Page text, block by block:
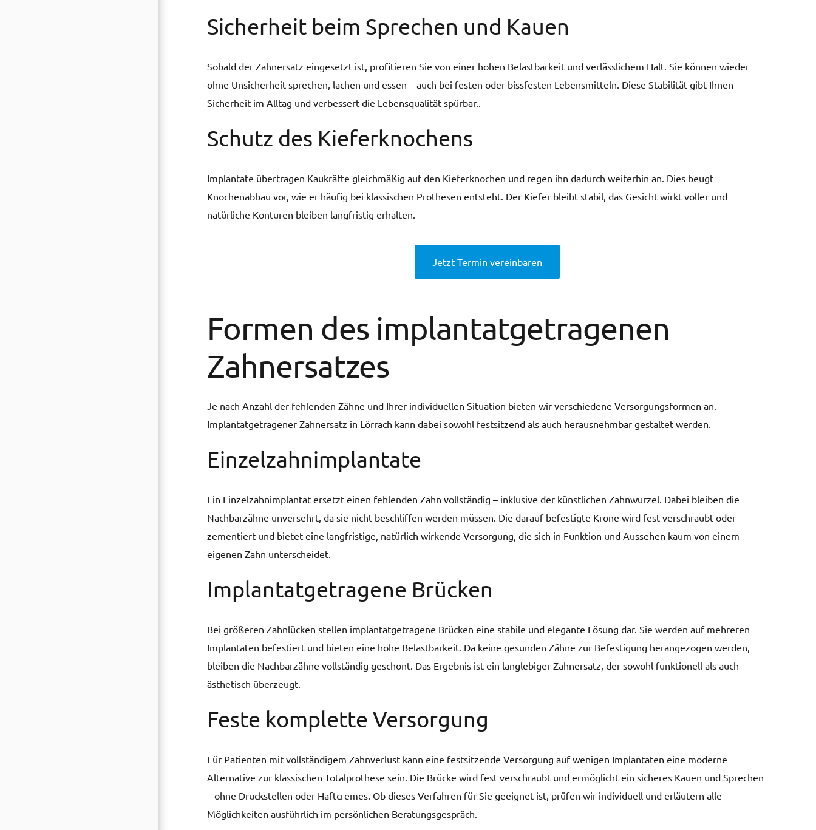
Sicherheit beim Sprechen und Kauen
Sobald der Zahnersatz eingesetzt ist, profitieren Sie von einer hohen Belastbarkeit und verlässlichem Halt. Sie können wieder
ohne Unsicherheit sprechen, lachen und essen – auch bei festen oder bissfesten Lebensmitteln. Diese Stabilität gibt Ihnen
Sicherheit im Alltag und verbessert die Lebensqualität spürbar..
Schutz des Kieferknochens
Implantate übertragen Kaukräfte gleichmäßig auf den Kieferknochen und regen ihn dadurch weiterhin an. Dies beugt
Knochenabbau vor, wie er häufig bei klassischen Prothesen entsteht. Der Kiefer bleibt stabil, das Gesicht wirkt voller und
natürliche Konturen bleiben langfristig erhalten.
Jetzt Termin vereinbaren
Formen des implantatgetragenen
Zahnersatzes
Je nach Anzahl der fehlenden Zähne und Ihrer individuellen Situation bieten wir verschiedene Versorgungsformen an.
Implantatgetragener Zahnersatz in Lörrach kann dabei sowohl festsitzend als auch herausnehmbar gestaltet werden.
Einzelzahnimplantate
Ein Einzelzahnimplantat ersetzt einen fehlenden Zahn vollständig – inklusive der künstlichen Zahnwurzel. Dabei bleiben die
Nachbarzähne unversehrt, da sie nicht beschliffen werden müssen. Die darauf befestigte Krone wird fest verschraubt oder
zementiert und bietet eine langfristige, natürlich wirkende Versorgung, die sich in Funktion und Aussehen kaum von einem
eigenen Zahn unterscheidet.
Implantatgetragene Brücken
Bei größeren Zahnlücken stellen implantatgetragene Brücken eine stabile und elegante Lösung dar. Sie werden auf mehreren
Implantaten befestiert und bieten eine hohe Belastbarkeit. Da keine gesunden Zähne zur Befestigung herangezogen werden,
bleiben die Nachbarzähne vollständig geschont. Das Ergebnis ist ein langlebiger Zahnersatz, der sowohl funktionell als auch
ästhetisch überzeugt.
Feste komplette Versorgung
Für Patienten mit vollständigem Zahnverlust kann eine festsitzende Versorgung auf wenigen Implantaten eine moderne
Alternative zur klassischen Totalprothese sein. Die Brücke wird fest verschraubt und ermöglicht ein sicheres Kauen und Sprechen
– ohne Druckstellen oder Haftcremes. Ob dieses Verfahren für Sie geeignet ist, prüfen wir individuell und erläutern alle
Möglichkeiten ausführlich im persönlichen Beratungsgespräch.